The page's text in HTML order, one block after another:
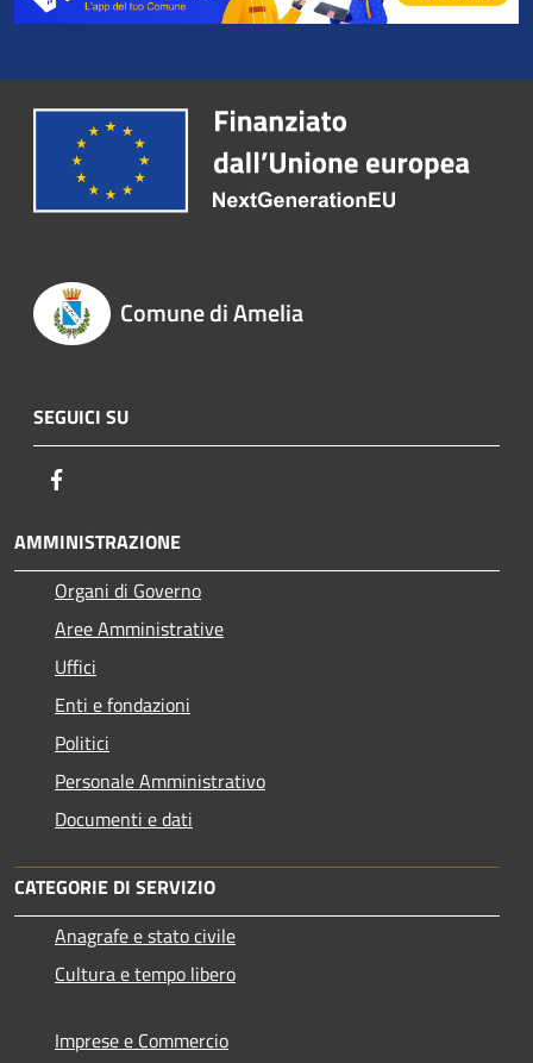
Comune di Amelia
SEGUICI SU
AMMINISTRAZIONE
Organi di Governo
Aree Amministrative
Uffici
Enti e fondazioni
Politici
Personale Amministrativo
Documenti e dati
CATEGORIE DI SERVIZIO
Anagrafe e stato civile
Cultura e tempo libero
Imprese e Commercio